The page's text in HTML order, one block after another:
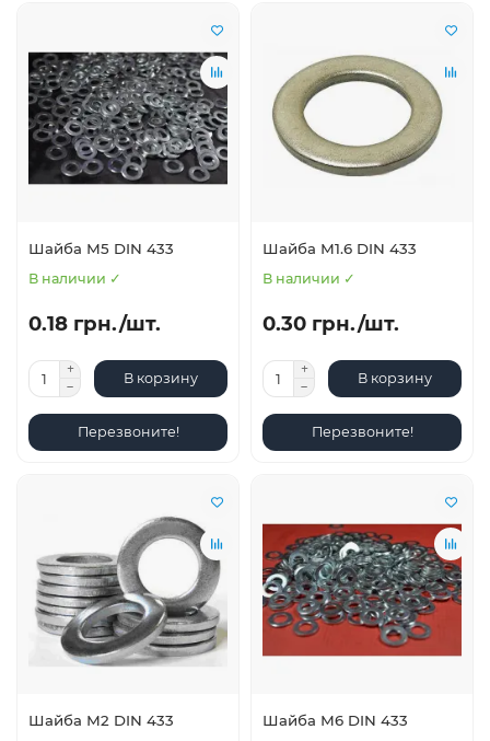
Шайба М5 DIN 433
В наличии ✓
0.18 грн./шт.
В корзину
Перезвоните!
Шайба М1.6 DIN 433
В наличии ✓
0.30 грн./шт.
В корзину
Перезвоните!
Шайба М2 DIN 433 Шайба М6 DIN 433